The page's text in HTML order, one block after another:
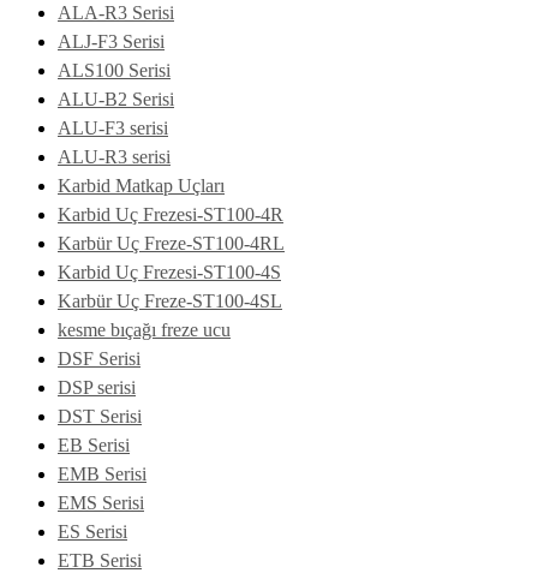
ALA-R3 Serisi
ALJ-F3 Serisi
ALS100 Serisi
ALU-B2 Serisi
ALU-F3 serisi
ALU-R3 serisi
Karbid Matkap Uçları
Karbid Uç Frezesi-ST100-4R
Karbür Uç Freze-ST100-4RL
Karbid Uç Frezesi-ST100-4S
Karbür Uç Freze-ST100-4SL
kesme bıçağı freze ucu
DSF Serisi
DSP serisi
DST Serisi
EB Serisi
EMB Serisi
EMS Serisi
ES Serisi
ETB Serisi